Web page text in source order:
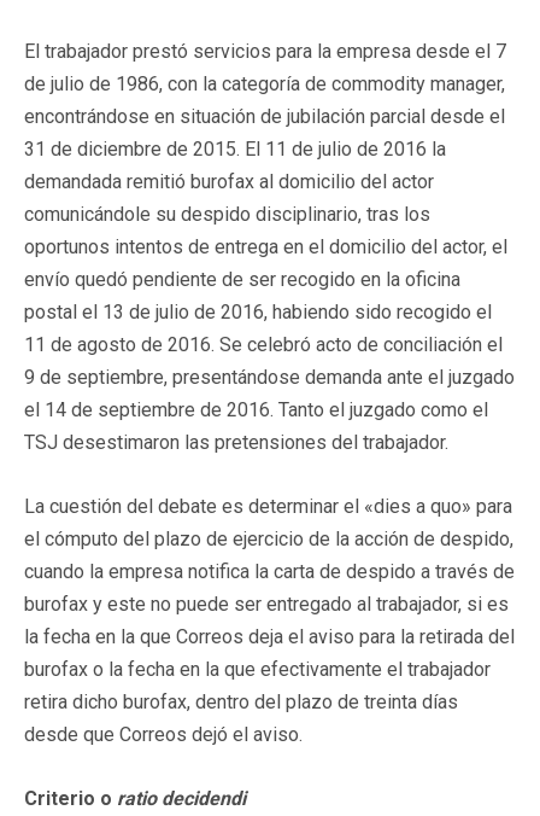
El trabajador prestó servicios para la empresa desde el 7
de julio de 1986, con la categoría de commodity manager,
encontrándose en situación de jubilación parcial desde el
31 de diciembre de 2015. El 11 de julio de 2016 la
demandada remitió burofax al domicilio del actor
comunicándole su despido disciplinario, tras los
oportunos intentos de entrega en el domicilio del actor, el
envío quedó pendiente de ser recogido en la oficina
postal el 13 de julio de 2016, habiendo sido recogido el
11 de agosto de 2016. Se celebró acto de conciliación el
9 de septiembre, presentándose demanda ante el juzgado
el 14 de septiembre de 2016. Tanto el juzgado como el
TSJ desestimaron las pretensiones del trabajador.
La cuestión del debate es determinar el «dies a quo» para
el cómputo del plazo de ejercicio de la acción de despido,
cuando la empresa notifica la carta de despido a través de
burofax y este no puede ser entregado al trabajador, si es
la fecha en la que Correos deja el aviso para la retirada del
burofax o la fecha en la que efectivamente el trabajador
retira dicho burofax, dentro del plazo de treinta días
desde que Correos dejó el aviso.
Criterio o ratio decidendi